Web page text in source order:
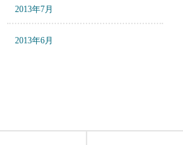
2013年7月
2013年6月